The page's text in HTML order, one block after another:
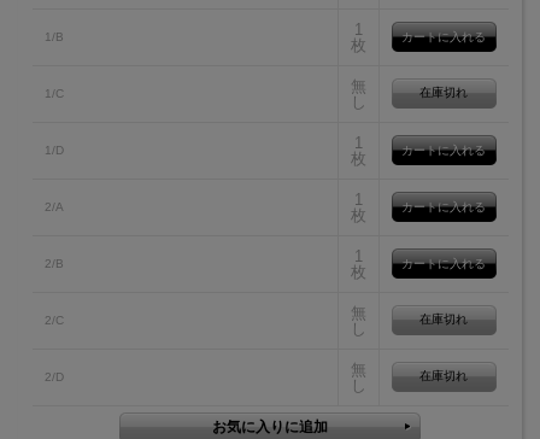
1/B
1
枚
1/C
無
し
在庫切れ
1/D
1
枚
2/A
1
枚
2/B
1
枚
2/C
無
し
在庫切れ
2/D
無
し
在庫切れ